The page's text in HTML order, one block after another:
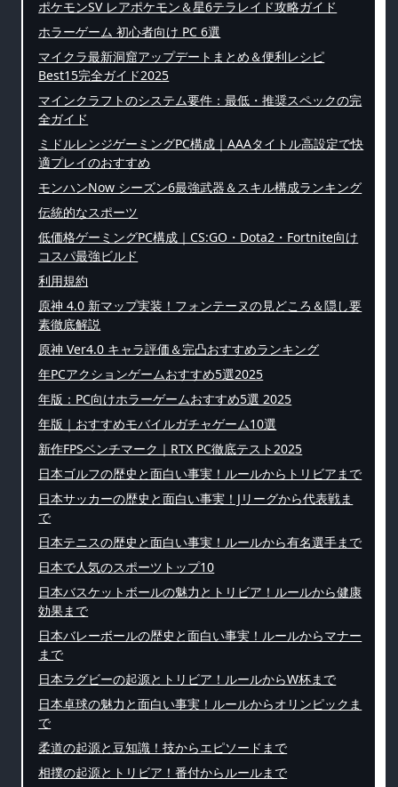
ポケモンSV レアポケモン＆星6テラレイド攻略ガイド
ホラーゲーム 初心者向け PC 6選
マイクラ最新洞窟アップデートまとめ＆便利レシピ
Best15完全ガイド2025
マインクラフトのシステム要件：最低・推奨スペックの完
全ガイド
ミドルレンジゲーミングPC構成｜AAAタイトル高設定で快
適プレイのおすすめ
モンハンNow シーズン6最強武器＆スキル構成ランキング
伝統的なスポーツ
低価格ゲーミングPC構成｜CS:GO・Dota2・Fortnite向け
コスパ最強ビルド
利用規約
原神 4.0 新マップ実装！フォンテーヌの見どころ＆隠し要
素徹底解説
原神 Ver4.0 キャラ評価＆完凸おすすめランキング
年PCアクションゲームおすすめ5選2025
年版：PC向けホラーゲームおすすめ5選 2025
年版｜おすすめモバイルガチャゲーム10選
新作FPSベンチマーク｜RTX PC徹底テスト2025
日本ゴルフの歴史と面白い事実！ルールからトリビアまで
日本サッカーの歴史と面白い事実！Jリーグから代表戦ま
で
日本テニスの歴史と面白い事実！ルールから有名選手まで
日本で人気のスポーツトップ10
日本バスケットボールの魅力とトリビア！ルールから健康
効果まで
日本バレーボールの歴史と面白い事実！ルールからマナー
まで
日本ラグビーの起源とトリビア！ルールからW杯まで
日本卓球の魅力と面白い事実！ルールからオリンピックま
で
柔道の起源と豆知識！技からエピソードまで
相撲の起源とトリビア！番付からルールまで